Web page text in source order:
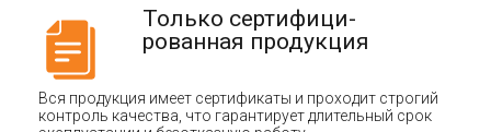
Только сертифици-
рованная продукция
Вся продукция имеет сертификаты и проходит строгий
контроль качества, что гарантирует длительный срок